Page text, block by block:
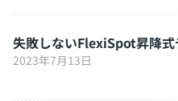
失敗しないFlexiSpot昇降
2023年7月13日